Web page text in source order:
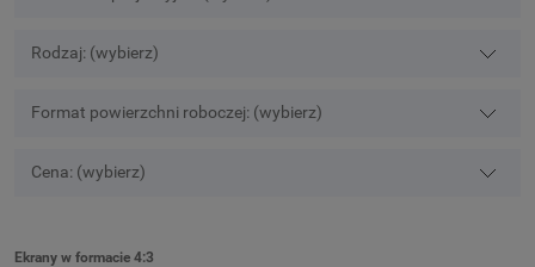
Rodzaj: (wybierz)
Format powierzchni roboczej: (wybierz)
Cena: (wybierz)
Ekrany w formacie 4:3